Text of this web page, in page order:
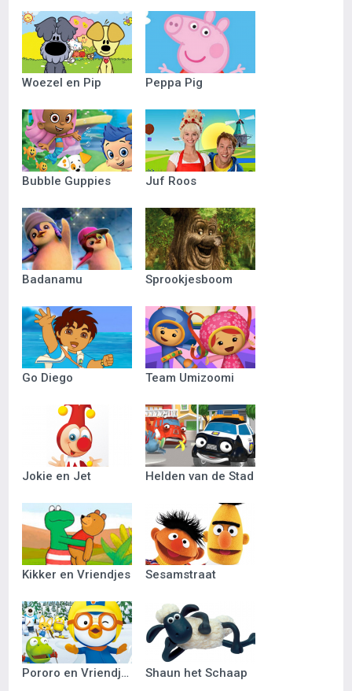
Woezel en Pip Peppa Pig
Bubble Guppies Juf Roos
Badanamu Sprookjesboom
Go Diego Team Umizoomi
Jokie en Jet Helden van de Stad
Kikker en Vriendjes Sesamstraat
Pororo en Vriendjes Shaun het Schaap